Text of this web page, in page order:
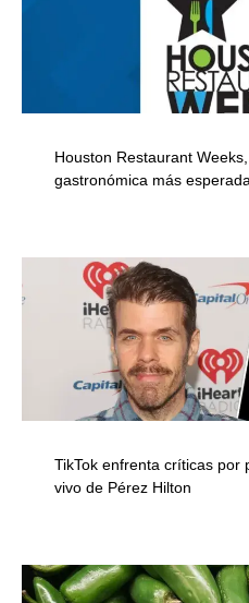
Houston Restaurant
gastronómica más
TikTok enfrenta críticas por
vivo de Pérez Hilton